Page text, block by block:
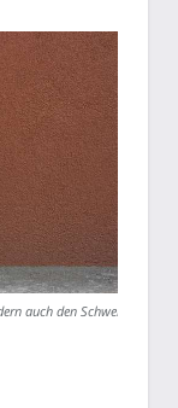
auch den Schweiß